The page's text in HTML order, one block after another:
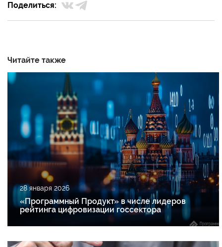
Поделиться:
Читайте также
28 января 2026
«Программный Продукт» в числе лидеров
рейтинга цифровизации госсектора